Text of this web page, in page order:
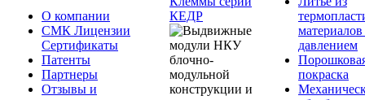
О компании
СМК Лицензии
Сертификаты
Патенты
Партнеры
Отзывы и
КЕДР
давлением
покраска